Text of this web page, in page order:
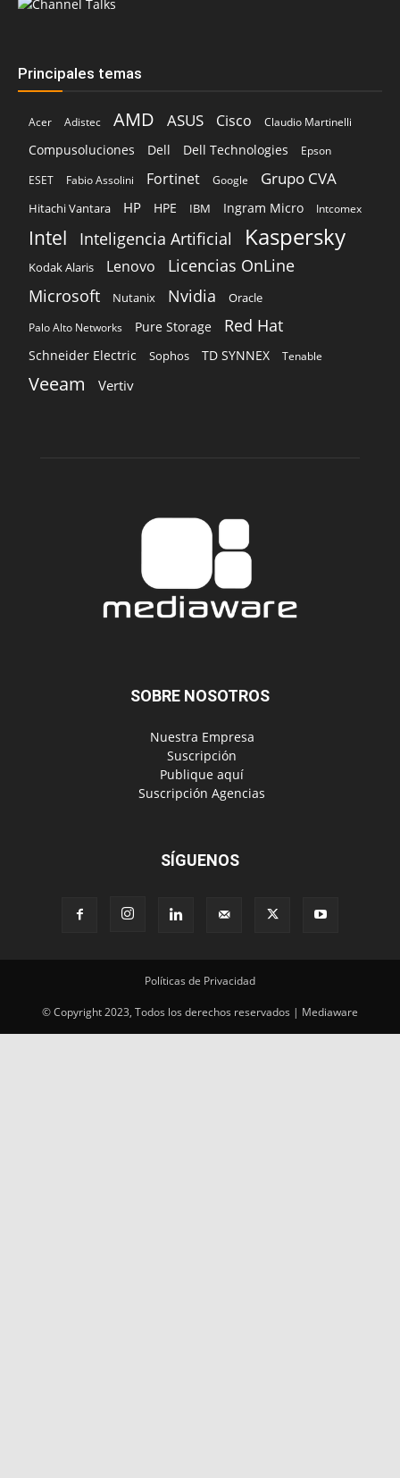
Principales temas
Acer Adistec AMD ASUS Cisco Claudio Martinelli
Compusoluciones Dell Dell Technologies
Epson
ESET
Fabio Assolini Fortinet Google Grupo CVA
Hitachi Vantara HP HPE IBM Ingram Micro Intcomex
Intel Inteligencia Artificial Kaspersky
Kodak Alaris Lenovo Licencias OnLine
Microsoft Nutanix Nvidia Oracle
Palo Alto Networks Pure Storage Red Hat
Schneider Electric Sophos TD SYNNEX Tenable
Veeam Vertiv
SOBRE NOSOTROS
‎ Nuestra Empresa
‎ Suscripción
‎ Publique aquí
‎ Suscripción Agencias
SÍGUENOS
Políticas de Privacidad
© Copyright 2023, Todos los derechos reservados | Mediaware